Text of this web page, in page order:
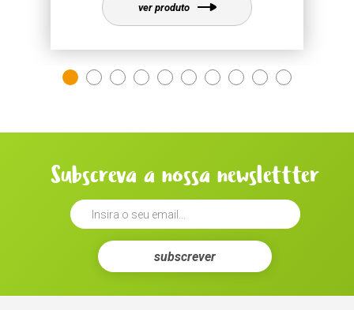
ver produto
Subscreva a nossa newslettter
subscrever